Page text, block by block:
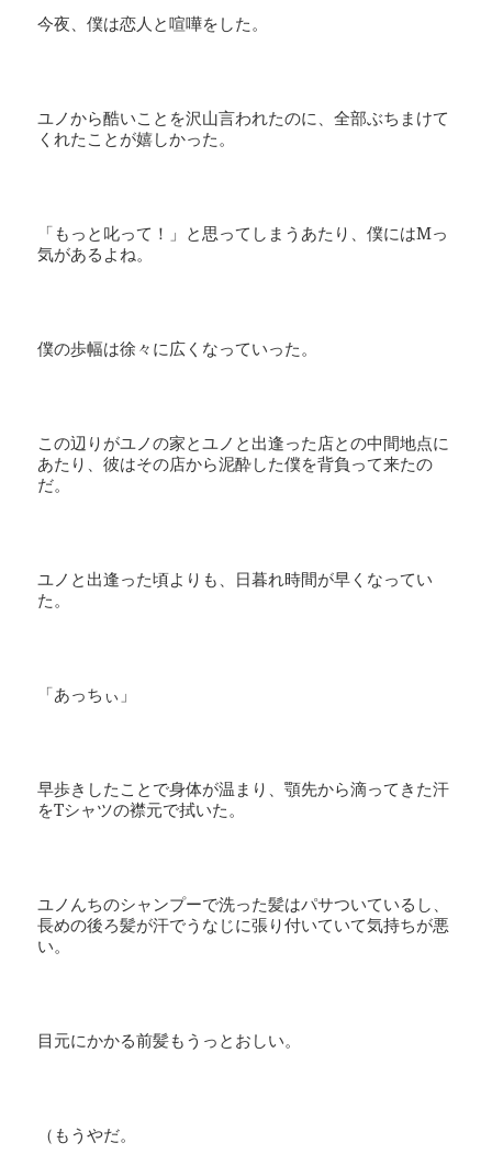
今夜、僕は恋人と喧嘩をした。
ユノから酷いことを沢山言われたのに、全部ぶちまけて
くれたことが嬉しかった。
「もっと叱って！」と思ってしまうあたり、僕にはMっ
気があるよね。
僕の歩幅は徐々に広くなっていった。
この辺りがユノの家とユノと出逢った店との中間地点に
あたり、彼はその店から泥酔した僕を背負って来たの
だ。
ユノと出逢った頃よりも、日暮れ時間が早くなってい
た。
「あっちぃ」
早歩きしたことで身体が温まり、顎先から滴ってきた汗
をTシャツの襟元で拭いた。
ユノんちのシャンプーで洗った髪はパサついているし、
長めの後ろ髪が汗でうなじに張り付いていて気持ちが悪
い。
目元にかかる前髪もうっとおしい。
（もうやだ。